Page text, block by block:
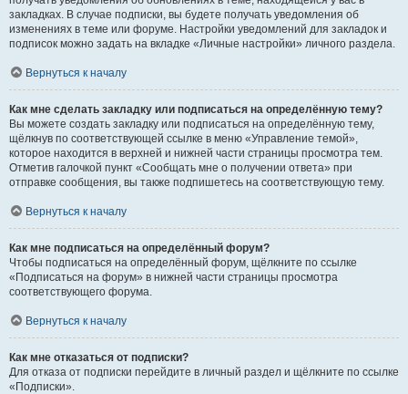
закладках. В случае подписки, вы будете получать уведомления об
изменениях в теме или форуме. Настройки уведомлений для закладок и
подписок можно задать на вкладке «Личные настройки» личного раздела.
Вернуться к началу
Как мне сделать закладку или подписаться на определённую тему?
Вы можете создать закладку или подписаться на определённую тему,
щёлкнув по соответствующей ссылке в меню «Управление темой»,
которое находится в верхней и нижней части страницы просмотра тем.
Отметив галочкой пункт «Сообщать мне о получении ответа» при
отправке сообщения, вы также подпишетесь на соответствующую тему.
Вернуться к началу
Как мне подписаться на определённый форум?
Чтобы подписаться на определённый форум, щёлкните по ссылке
«Подписаться на форум» в нижней части страницы просмотра
соответствующего форума.
Вернуться к началу
Как мне отказаться от подписки?
Для отказа от подписки перейдите в личный раздел и щёлкните по ссылке
«Подписки».